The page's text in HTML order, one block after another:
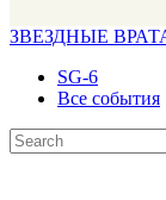
ЗВЕЗДНЫЕ
SG-6
Все события